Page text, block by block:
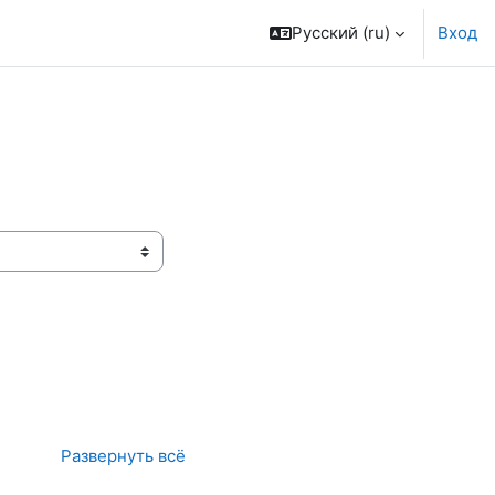
Русский ‎(ru)‎ Вход
Развернуть всё